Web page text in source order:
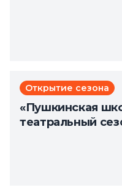
Открытие сезона
«Пушкинская
театральный